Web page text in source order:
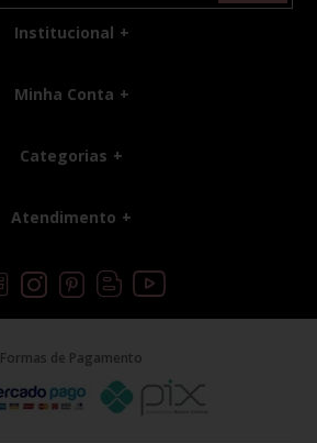
Institucional
Minha Conta
Categorias
Atendimento
Formas de Pagamento